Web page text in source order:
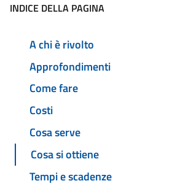
INDICE DELLA PAGINA
A chi è rivolto
Approfondimenti
Come fare
Costi
Cosa serve
Cosa si ottiene
Tempi e scadenze